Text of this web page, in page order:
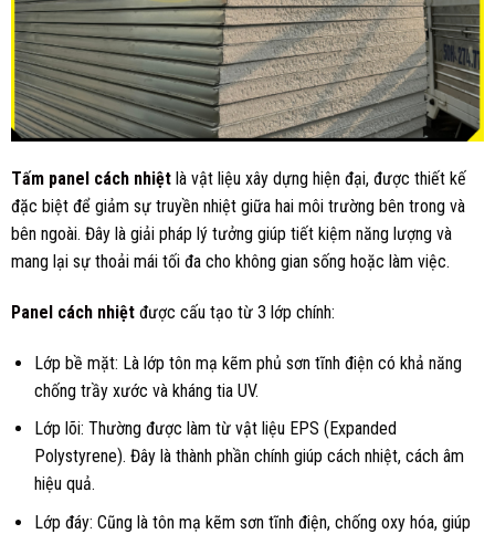
Tấm panel cách nhiệt là vật liệu xây dựng hiện đại, được thiết kế
đặc biệt để giảm sự truyền nhiệt giữa hai môi trường bên trong và
bên ngoài. Đây là giải pháp lý tưởng giúp tiết kiệm năng lượng và
mang lại sự thoải mái tối đa cho không gian sống hoặc làm việc.
Panel cách nhiệt được cấu tạo từ 3 lớp chính:
Lớp bề mặt: Là lớp tôn mạ kẽm phủ sơn tĩnh điện có khả năng
chống trầy xước và kháng tia UV.
Lớp lõi: Thường được làm từ vật liệu EPS (Expanded
Polystyrene). Đây là thành phần chính giúp cách nhiệt, cách âm
hiệu quả.
Lớp đáy: Cũng là tôn mạ kẽm sơn tĩnh điện, chống oxy hóa, giúp